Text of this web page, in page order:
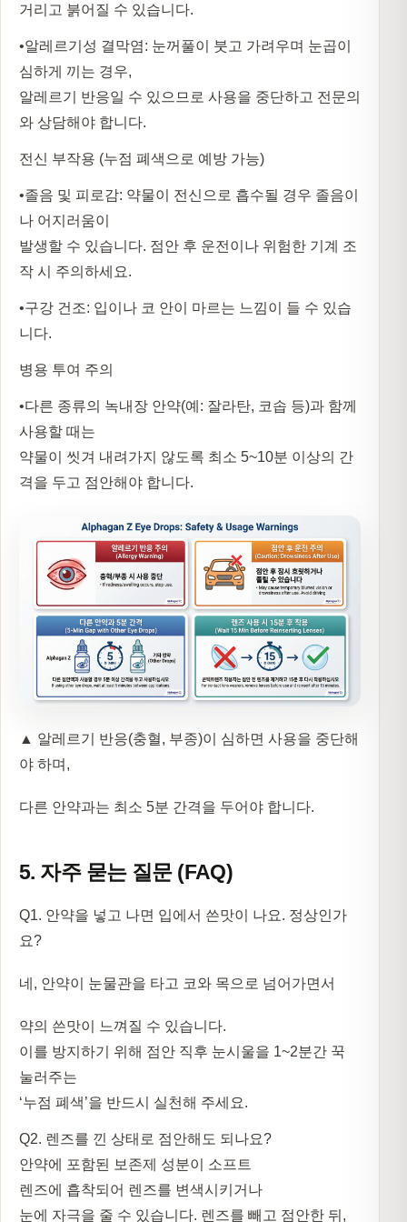
거리고 붉어질 수 있습니다.
•알레르기성 결막염: 눈꺼풀이 붓고 가려우며 눈곱이
심하게 끼는 경우,
알레르기 반응일 수 있으므로 사용을 중단하고 전문의
와 상담해야 합니다.
전신 부작용 (누점 폐색으로 예방 가능)
•졸음 및 피로감: 약물이 전신으로 흡수될 경우 졸음이
나 어지러움이
발생할 수 있습니다. 점안 후 운전이나 위험한 기계 조
작 시 주의하세요.
•구강 건조: 입이나 코 안이 마르는 느낌이 들 수 있습
니다.
병용 투여 주의
•다른 종류의 녹내장 안약(예: 잘라탄, 코솝 등)과 함께
사용할 때는
약물이 씻겨 내려가지 않도록 최소 5~10분 이상의 간
격을 두고 점안해야 합니다.
▲ 알레르기 반응(충혈, 부종)이 심하면 사용을 중단해
야 하며,
다른 안약과는 최소 5분 간격을 두어야 합니다.
5. 자주 묻는 질문 (FAQ)
Q1. 안약을 넣고 나면 입에서 쓴맛이 나요. 정상인가
요?
네, 안약이 눈물관을 타고 코와 목으로 넘어가면서
약의 쓴맛이 느껴질 수 있습니다.
이를 방지하기 위해 점안 직후 눈시울을 1~2분간 꾹
눌러주는
‘누점 폐색’을 반드시 실천해 주세요.
Q2. 렌즈를 낀 상태로 점안해도 되나요?
안약에 포함된 보존제 성분이 소프트
렌즈에 흡착되어 렌즈를 변색시키거나
눈에 자극을 줄 수 있습니다. 렌즈를 빼고 점안한 뒤,